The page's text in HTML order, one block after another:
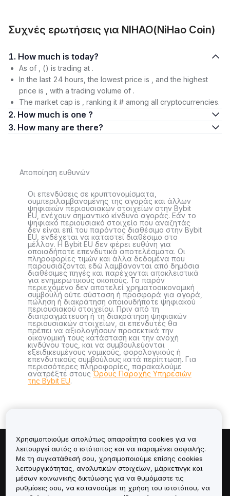
Συχνές ερωτήσεις για NIHAO(NiHao Coin)
1. How much is today?
As of , () is trading at .
In the last 24 hours, the lowest price is , and the highest
price is , with a trading volume of .
The market cap is , ranking it # among all cryptocurrencies.
2. How much is one ?
3. How many are there?
Αποποίηση ευθυνών
Οι επενδύσεις σε κρυπτονομίσματα,
συμπεριλαμβανομένης της αγοράς και άλλων
ψηφιακών περιουσιακών στοιχείων στην Bybit
EU, ενέχουν σημαντικό κίνδυνο αγοράς. Εάν το
ψηφιακό περιουσιακό στοιχείο που αναζητάς
δεν είναι επί του παρόντος διαθέσιμο στην Bybit
EU, ενδέχεται να καταστεί διαθέσιμο στο
μέλλον. Η Bybit EU δεν φέρει ευθύνη για
οποιαδήποτε επενδυτικά αποτελέσματα. Οι
πληροφορίες τιμών και άλλα δεδομένα που
παρουσιάζονται εδώ λαμβάνονται από δημόσια
διαθέσιμες πηγές και παρέχονται αποκλειστικά
για ενημερωτικούς σκοπούς. Το παρόν
περιεχόμενο δεν αποτελεί χρηματοοικονομική
συμβουλή ούτε σύσταση ή προσφορά για αγορά,
πώληση ή διακράτηση οποιουδήποτε ψηφιακού
περιουσιακού στοιχείου. Πριν από τη
διαπραγμάτευση ή τη διακράτηση ψηφιακών
περιουσιακών στοιχείων, οι επενδυτές θα
πρέπει να αξιολογήσουν προσεκτικά την
οικονομική τους κατάσταση και την ανοχή
κινδύνου τους, και να συμβουλεύονται
εξειδικευμένους νομικούς, φορολογικούς ή
επενδυτικούς συμβούλους κατά περίπτωση. Για
περισσότερες πληροφορίες, παρακαλούμε
ανατρέξτε στουςΌρους Παροχής Υπηρεσιών
της Bybit EU.
Πληροφορίες για
Υπηρεσίες
Χρησιμοποιούμε απολύτως απαραίτητα cookies για να
λειτουργεί αυτός ο ιστότοπος και να παραμένει ασφαλής.
Με τη συγκατάθεσή σου, χρησιμοποιούμε επίσης cookies
λειτουργικότητας, αναλυτικών στοιχείων, μάρκετινγκ και
μέσων κοινωνικής δικτύωσης για να θυμόμαστε τις
ρυθμίσεις σου, να κατανοούμε τη χρήση του ιστοτόπου, να